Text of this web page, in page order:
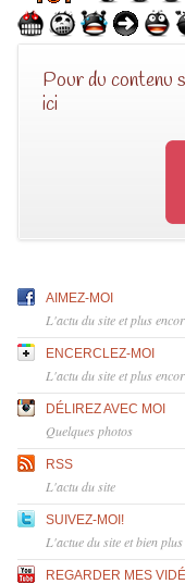
Pour du contenu
ici
AIMEZ-MOI
L'actu du site et plus
ENCERCLEZ-MOI
L'actu du site et plus
DÉLIREZ AVEC MOI
Quelques photos
RSS
L'actu du site
SUIVEZ-MOI!
L'actue du site et bien plus
REGARDER MES